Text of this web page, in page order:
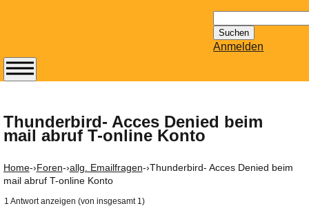
nach:
Anmelden
Thunderbird- Acces Denied beim
mail abruf T-online Konto
Home-›Foren-›allg. Emailfragen-›Thunderbird- Acces Denied beim
mail abruf T-online Konto
1 Antwort anzeigen (von insgesamt 1)
Abonnieren Sie den
erscheinenden
Newsletter von
kostenlos.
Der ständig aktuelle
Tipps zu Thema